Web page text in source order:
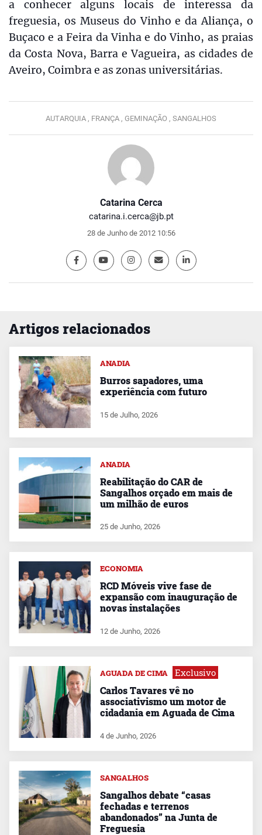
Catarina Cerca
catarina.i.cerca@jb.pt
28 de Junho de 2012 10:56
a conhecer alguns locais de interessa da
freguesia, os Museus do Vinho e da Aliança, o
Buçaco e a Feira da Vinha e do Vinho, as praias
da Costa Nova, Barra e Vagueira, as cidades de
Aveiro, Coimbra e as zonas universitárias.
AUTARQUIA , FRANÇA , GEMINAÇÃO , SANGALHOS
Artigos relacionados
ANADIA
Burros sapadores, uma
experiência com futuro
15 de Julho, 2026
ANADIA
Reabilitação do CAR de
Sangalhos orçado em mais de
um milhão de euros
25 de Junho, 2026
ECONOMIA
RCD Móveis vive fase de
expansão com inauguração de
novas instalações
12 de Junho, 2026
AGUADA DE CIMA Exclusivo
Carlos Tavares vê no
associativismo um motor de
cidadania em Aguada de Cima
4 de Junho, 2026
SANGALHOS
Sangalhos debate “casas
fechadas e terrenos
abandonados” na Junta de
Freguesia